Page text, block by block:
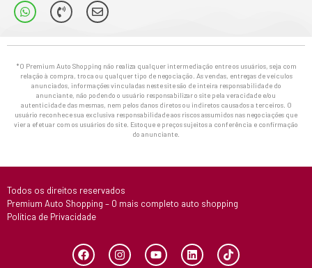
*O Premium Auto Shopping não realiza qualquer intermediação entre os usuários, seja com
relação à compra, troca ou qualquer tipo de negociação. As vendas, entregas de veículos
anunciados, informações vinculadas neste site são de inteira responsabilidade do
anunciante, não podendo o usuário responsabilizar o site pela veracidade e/ou
autenticidade das mesmas, nem pelos danos diretos ou indiretos causados a terceiros. O
usuário reconhece sua exclusiva responsabilidade aos riscos assumidos nas negociações que
vier a efetuar com os usuários do site. Estoque e preços sujeitos a conferência e confirmação
do anunciante.
Todos os direitos reservados
Premium Auto Shopping – O mais completo auto shopping
Política de Privacidade